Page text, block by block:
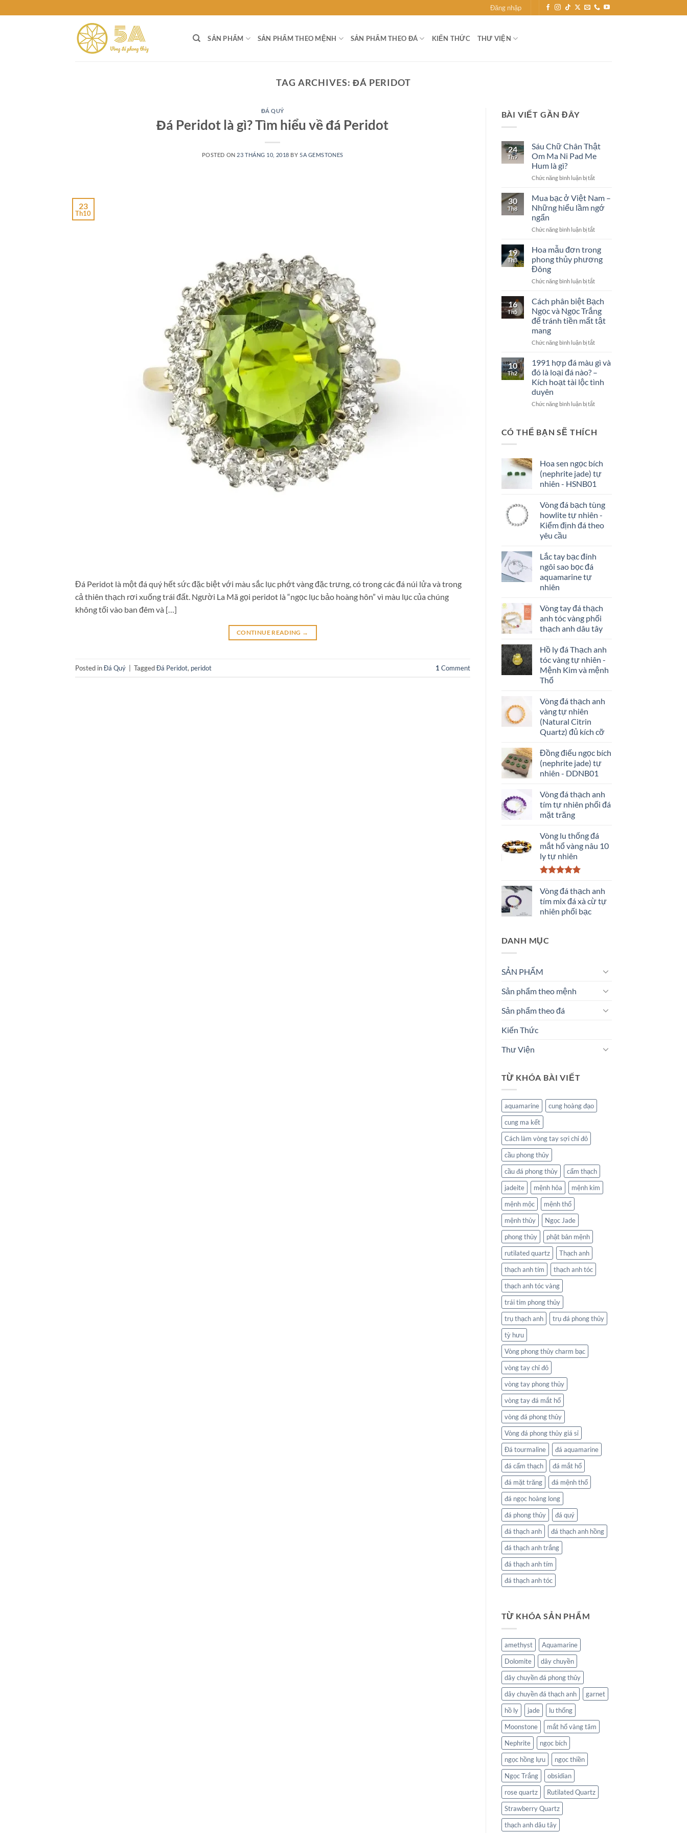
to
Đăng nhập
SẢN PHẨM SẢN PHẨM THEO MỆNH SẢN PHẨM THEO ĐÁ KIẾN THỨC THƯ VIỆN
TAG ARCHIVES: ĐÁ PERIDOT
ĐÁ QUÝ
Đá Peridot là gì? Tìm hiểu về đá Peridot
POSTED ON 23 THÁNG 10, 2018 BY 5A GEMSTONES
23
Th10
Đá Peridot là một đá quý hết sức đặc biệt với màu sắc lục phớt vàng đặc trưng, có trong các đá núi lửa và trong
cả thiên thạch rơi xuống trái đất. Người La Mã gọi peridot là “ngọc lục bảo hoàng hôn” vì màu lục của chúng
không tối vào ban đêm và […]
CONTINUE READING →
Posted inĐá Quý TaggedĐá Peridot, peridot 1 Comment
BÀI VIẾT GẦN ĐÂY
24
Th9
Sáu Chữ Chân Thật
Om Ma Ni Pad Me
Hum là gì?
Chức năng bình luận bị tắtở
Chân
Thật
Ma
Me
Hum
gì?
30
Th8
Mua bạc ở Việt Nam –
Những hiểu lầm ngớ
ngẩn
Chức năng bình luận bị tắtở
ở
Việt
–
hiểu
ngớ
ngẩn
19
Th3
Hoa mẫu đơn trong
phong thủy phương
Đông
Chức năng bình luận bị tắtở
mẫu
đơn
trong
phong
phương
16
Th5
Cách phân biệt Bạch
Ngọc và Ngọc Trắng
để tránh tiền mất tật
mang
Chức năng bình luận bị tắtở
phân
biệt
Ngọc
Ngọc
tránh
tiền
mang
10
Th2
1991 hợp đá màu gì và
đó là loại đá nào? –
Kích hoạt tài lộc tình
duyên
Chức năng bình luận bị tắtở
đá
đó
là
loại
–
Kích
hoạt
duyên
CÓ THỂ BẠN SẼ THÍCH
Hoa sen ngọc bích
(nephrite jade) tự
nhiên - HSNB01
Vòng đá bạch tùng
howlite tự nhiên -
Kiểm định đá theo
yêu cầu
Lắc tay bạc đính
ngôi sao bọc đá
aquamarine tự
nhiên
Vòng tay đá thạch
anh tóc vàng phối
thạch anh dâu tây
Hồ ly đá Thạch anh
tóc vàng tự nhiên -
Mệnh Kim và mệnh
Thổ
Vòng đá thạch anh
vàng tự nhiên
(Natural Citrin
Quartz) đủ kích cỡ
Đồng điếu ngọc bích
(nephrite jade) tự
nhiên - DDNB01
Vòng đá thạch anh
tím tự nhiên phối đá
mặt trăng
Vòng lu thống đá
mắt hổ vàng nâu 10
ly tự nhiên
hạng5.00
5 sao
Vòng đá thạch anh
tím mix đá xà cừ tự
nhiên phối bạc
DANH MỤC
SẢN PHẨM
Sản phẩm theo mệnh
Sản phẩm theo đá
Kiến Thức
Thư Viện
TỪ KHÓA BÀI VIẾT
aquamarine
cung hoàng đạo
cung ma kết
Cách làm vòng tay sợi chỉ đỏ
cầu phong thủy
cầu đá phong thủy
cẩm thạch
jadeite
mệnh hỏa
mệnh kim
mệnh mộc
mệnh thổ
mệnh thủy
Ngọc Jade
phong thủy
phật bản mệnh
rutilated quartz
Thạch anh
thạch anh tím
thạch anh tóc
thạch anh tóc vàng
trái tim phong thủy
trụ thạch anh
trụ đá phong thủy
tỳ hưu
Vòng phong thủy charm bạc
vòng tay chỉ đỏ
vòng tay phong thủy
vòng tay đá mắt hổ
vòng đá phong thủy
Vòng đá phong thủy giá sỉ
Đá tourmaline
đá aquamarine
đá cẩm thạch
đá mắt hổ
đá mặt trăng
đá mệnh thổ
đá ngọc hoàng long
đá phong thủy
đá quý
đá thạch anh
đá thạch anh hồng
đá thạch anh trắng
đá thạch anh tím
đá thạch anh tóc
TỪ KHÓA SẢN PHẨM
amethyst
Aquamarine
Dolomite
dây chuyền
dây chuyền đá phong thủy
dây chuyền đá thạch anh
garnet
hồ ly
jade
lu thống
Moonstone
mắt hổ vàng tâm
Nephrite
ngọc bích
ngọc hồng lựu
ngọc thiền
Ngọc Trắng
obsidian
rose quartz
Rutilated Quartz
Strawberry Quartz
thạch anh dâu tây